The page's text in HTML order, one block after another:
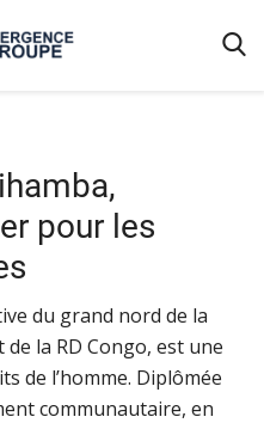
pour les
du grand nord de la
de la RD Congo, est une
de l’homme. Diplômée
communautaire, en